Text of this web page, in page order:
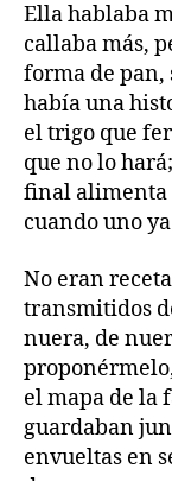
Ella hablaba
callaba más,
forma de pan,
había una
el trigo que
que no lo
final alimenta
cuando uno
No eran
transmitidos
nuera, de
el mapa de la
guardaban
envueltas en